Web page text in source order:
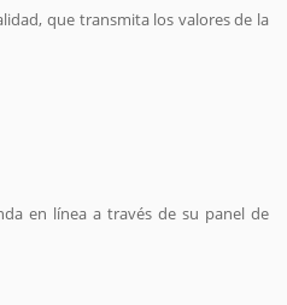
que transmita los valores de la
en línea a través de su panel de